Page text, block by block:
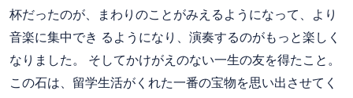
杯だったのが、まわりのことがみえるようになって、より
音楽に集中でき るようになり、演奏するのがもっと楽しく
なりました。 そしてかけがえのない一生の友を得たこと。
この石は、留学生活がくれた一番の宝物を思い出させてく